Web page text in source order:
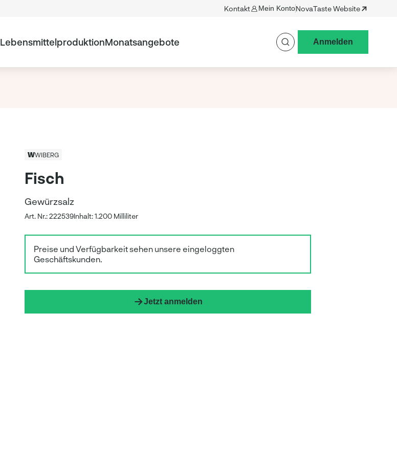
Kontakt Mein KontoNovaTaste Website
LebensmittelproduktionMonatsangebote Anmelden
WIBERG
Fisch
Gewürzsalz
Art. Nr.: 222539Inhalt: 1.200 Milliliter
Preise und Verfügbarkeit sehen unsere eingeloggten
Geschäftskunden.
Jetzt anmelden